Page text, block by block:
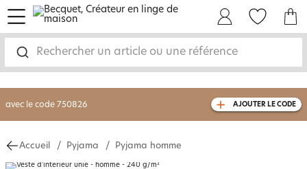
Rechercher un article ou une référence
menu
-30% sur votre commandedès 2 articles
livraison GRATUITEdès 110€ d'achat
avec le code 750826 AJOUTER LE CODE
Accueil Pyjama Pyjama homme